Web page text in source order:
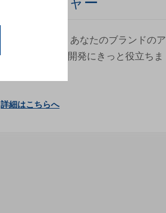
4Dでの開発は、あなたのブランドのア
プリケーション開発にきっと役立ちま
詳細はこちらへ